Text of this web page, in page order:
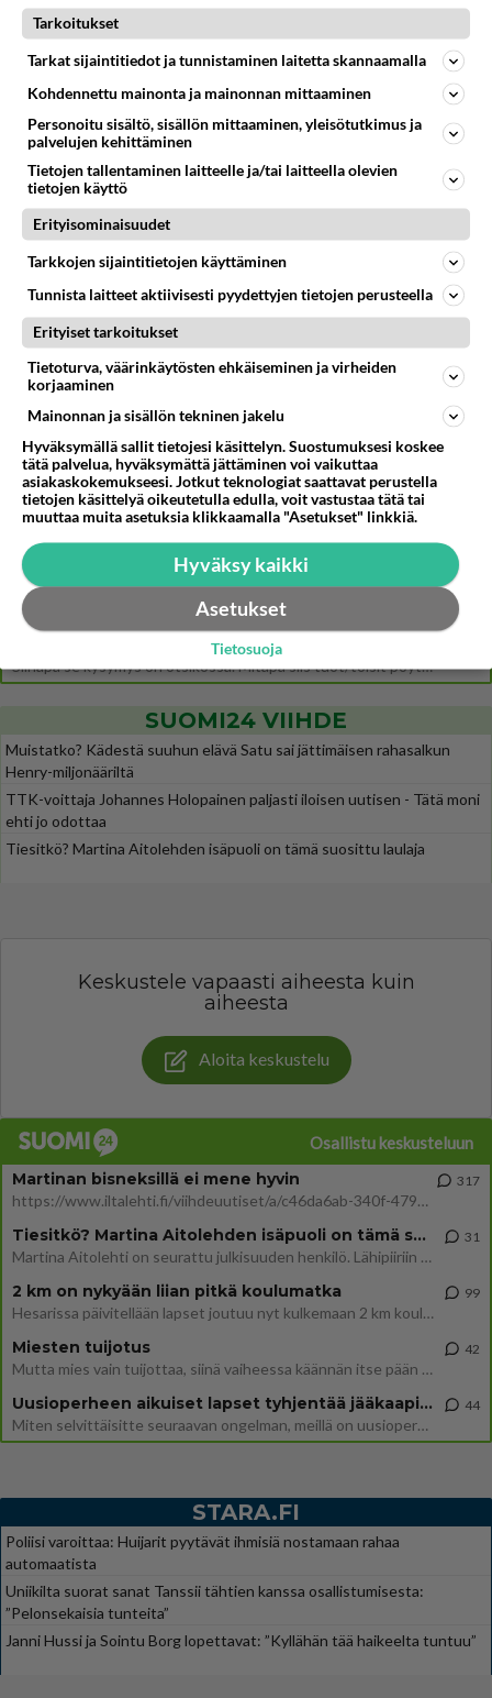
Mies, olenko ymmärtänyt oikein?
Ystävyys/salainen suhde/molemmat ovat täysin poissuljettuja asioita? Nainen
05.08.2026 11:40
Ikävä
683
Huumerikos. Yleisesti uskotaan, että se seikka, että eräs KiPan pelaaja kärähtää huumeista, on vain jäävuoren huippu. M
05.08.2026 03:21
102
675
06.08.2026 03:24
Maailman menoa
Kauanko olet kaivannut kaivattuasi ja
05.08.2026 17:19
38
612
Osallistu keskusteluun
Muistatko Mikkelin panttivankidraaman?
Uusi draamasarja järkyttävästä tapauksesta on tulossa. Tositapahtumiin perustuva sarja ammentaa vuoden 1986 Mikkelin pan
Ernest Lawson täräytti erikoisen heiton TTK-lehdistötilaisuudessa: " Onko tässä tarkoituksena...?"
Ernest Lawson esitteli uudet TTK-tähtioppilaat ja opettajat torstaina 6.8. lehdistölle. Tulevalla kaudella on yksi hausk
Uuden TTK-juontajan ympärillä epätietoisuus sakenee - Nyt MTV hämmentää soppaa
Mitä tuot pöytään parisuhteessa?
Siinäpä se kysymys on otsikossa. Mitäpä siis tuot/toisit pöytään parisuhteessa? Oletko mies vai nainen? Koetko sen mitä
SUOMI24 VIIHDE
Muistatko? Kädestä suuhun elävä Satu sai jättimäisen rahasalkun
Henry-miljonääriltä
TTK-voittaja Johannes Holopainen paljasti iloisen uutisen - Tätä moni
ehti jo odottaa
Tiesitkö? Martina Aitolehden isäpuoli on tämä suosittu laulaja
Keskustele vapaasti aiheesta kuin
aiheesta
Aloita keskustelu
Osallistu keskusteluun
Martinan bisneksillä ei mene hyvin
https://www.iltalehti.fi/viihdeuutiset/a/c46da6ab-340f-4790-aaa7-0865eed2336 Yrityksen konkurssihakemus on tullut kärä
317
Tiesitkö? Martina Aitolehden isäpuoli on tämä suosittu laulaja
Martina Aitolehti on seurattu julkisuuden henkilö. Lähipiiriin mahtuu muitakin tunnettuja henkilöitä. Tiesitkö, että Ma
31
2 km on nykyään liian pitkä koulumatka
Hesarissa päivitellään lapset joutuu nyt kulkemaan 2 km kouluun jösses. Ruostefillarilla tuo matka menee vaikka miten äk
99
Miesten tuijotus
Mutta mies vain tuijottaa, siinä vaiheessa käännän itse pään pois. Mikä juttu? Yleensä jos joku tuijottaa tai katsoo, hä
42
Uusioperheen aikuiset lapset tyhjentää jääkaapin käydessään
Miten selvittäisitte seuraavan ongelman, meillä on uusioperhe, minulla teini-ikäiset lapset ja puolisolla aikuiset, jotk
44
STARA.FI
Poliisi varoittaa: Huijarit pyytävät ihmisiä nostamaan rahaa
automaatista
Uniikilta suorat sanat Tanssii tähtien kanssa osallistumisesta:
”Pelonsekaisia tunteita”
Janni Hussi ja Sointu Borg lopettavat: ”Kyllähän tää haikeelta tuntuu”
Tarkoitukset
Tarkat sijaintitiedot ja tunnistaminen laitetta skannaamalla
Kohdennettu mainonta ja mainonnan mittaaminen
Personoitu sisältö, sisällön mittaaminen, yleisötutkimus ja
palvelujen kehittäminen
Tietojen tallentaminen laitteelle ja/tai laitteella olevien
tietojen käyttö
Erityisominaisuudet
Tarkkojen sijaintitietojen käyttäminen
Tunnista laitteet aktiivisesti pyydettyjen tietojen perusteella
Erityiset tarkoitukset
Tietoturva, väärinkäytösten ehkäiseminen ja virheiden
korjaaminen
Mainonnan ja sisällön tekninen jakelu
Hyväksymällä sallit tietojesi käsittelyn. Suostumuksesi koskee
tätä palvelua, hyväksymättä jättäminen voi vaikuttaa
asiakaskokemukseesi. Jotkut teknologiat saattavat perustella
tietojen käsittelyä oikeutetulla edulla, voit vastustaa tätä tai
muuttaa muita asetuksia klikkaamalla "Asetukset" linkkiä.
Hyväksy kaikki
Asetukset
Tietosuoja